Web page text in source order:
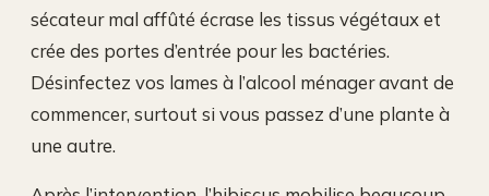
sécateur mal affûté écrase les tissus végétaux et
crée des portes d’entrée pour les bactéries.
Désinfectez vos lames à l’alcool ménager avant de
commencer, surtout si vous passez d’une plante à
une autre.